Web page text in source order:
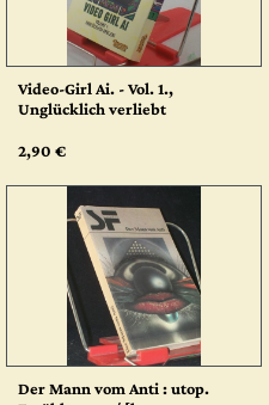
Video-Girl Ai. - Vol. 1.,
Unglücklich verliebt
2,90 €
Der Mann vom Anti : utop.